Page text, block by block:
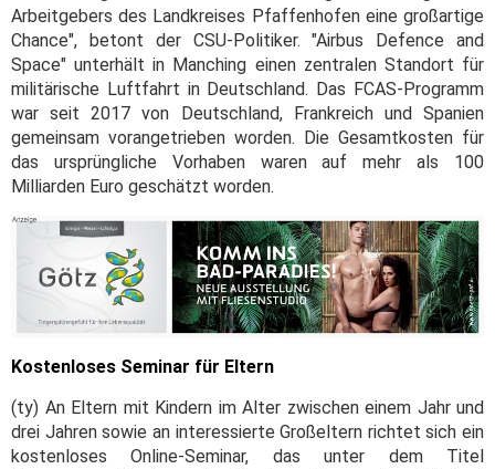
Arbeitgebers des Landkreises Pfaffenhofen eine großartige
Chance", betont der CSU-Politiker. "Airbus Defence and
Space" unterhält in Manching einen zentralen Standort für
militärische Luftfahrt in Deutschland. Das FCAS-Programm
war seit 2017 von Deutschland, Frankreich und Spanien
gemeinsam vorangetrieben worden. Die Gesamtkosten für
das ursprüngliche Vorhaben waren auf mehr als 100
Milliarden Euro geschätzt worden.
Kostenloses Seminar für Eltern
(ty) An Eltern mit Kindern im Alter zwischen einem Jahr und
drei Jahren sowie an interessierte Großeltern richtet sich ein
kostenloses Online-Seminar, das unter dem Titel